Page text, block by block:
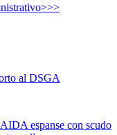
al DSGA
espanse con scudo